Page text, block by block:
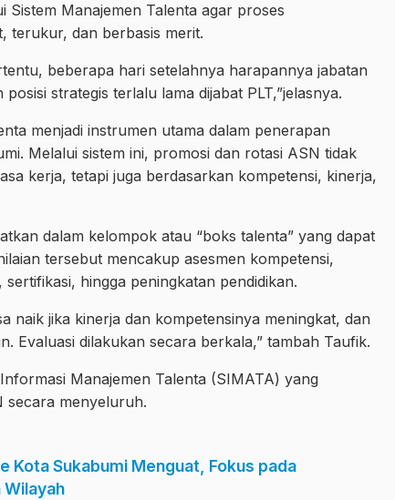
Sistem Manajemen Talenta agar proses
terukur, dan berbasis merit.
beberapa hari setelahnya harapannya jabatan
strategis terlalu lama dijabat PLT,”jelasnya.
menjadi instrumen utama dalam penerapan
Melalui sistem ini, promosi dan rotasi ASN tidak
kerja, tetapi juga berdasarkan kompetensi, kinerja,
dalam kelompok atau “boks talenta” yang dapat
tersebut mencakup asesmen kompetensi,
hingga peningkatan pendidikan.
naik jika kinerja dan kompetensinya meningkat, dan
Evaluasi dilakukan secara berkala,” tambah Taufik.
Manajemen Talenta (SIMATA) yang
secara menyeluruh.
Kota Sukabumi Menguat, Fokus pada
Wilayah